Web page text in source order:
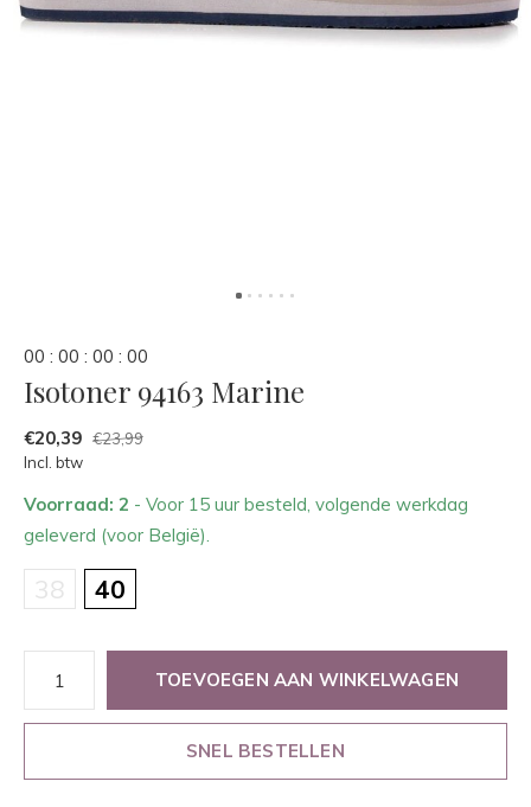
00 : 00 : 00 : 00
Isotoner 94163 Marine
€20,39 €23,99
Incl. btw
Voorraad: 2 - Voor 15 uur besteld, volgende werkdag
geleverd (voor België).
38 40
TOEVOEGEN AAN WINKELWAGEN
SNEL BESTELLEN